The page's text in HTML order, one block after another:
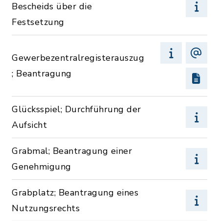
Bescheids über die
Festsetzung
Gewerbezentralregisterauszug
; Beantragung
Glücksspiel; Durchführung der
Aufsicht
Grabmal; Beantragung einer
Genehmigung
Grabplatz; Beantragung eines
Nutzungsrechts